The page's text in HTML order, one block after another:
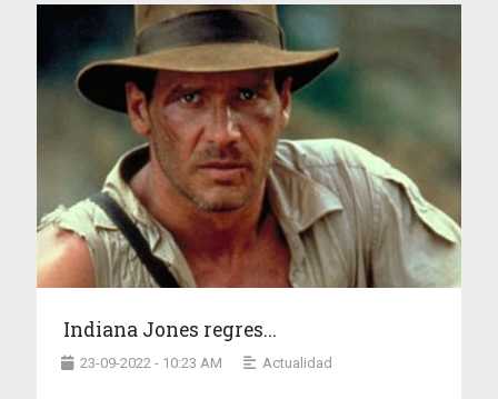
Indiana Jones regres...
23-09-2022 - 10:23 AM Actualidad